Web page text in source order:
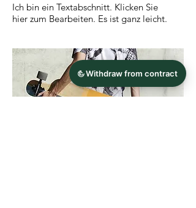
Ich bin ein Textabschnitt. Klicken Sie
hier zum Bearbeiten. Es ist ganz leicht.